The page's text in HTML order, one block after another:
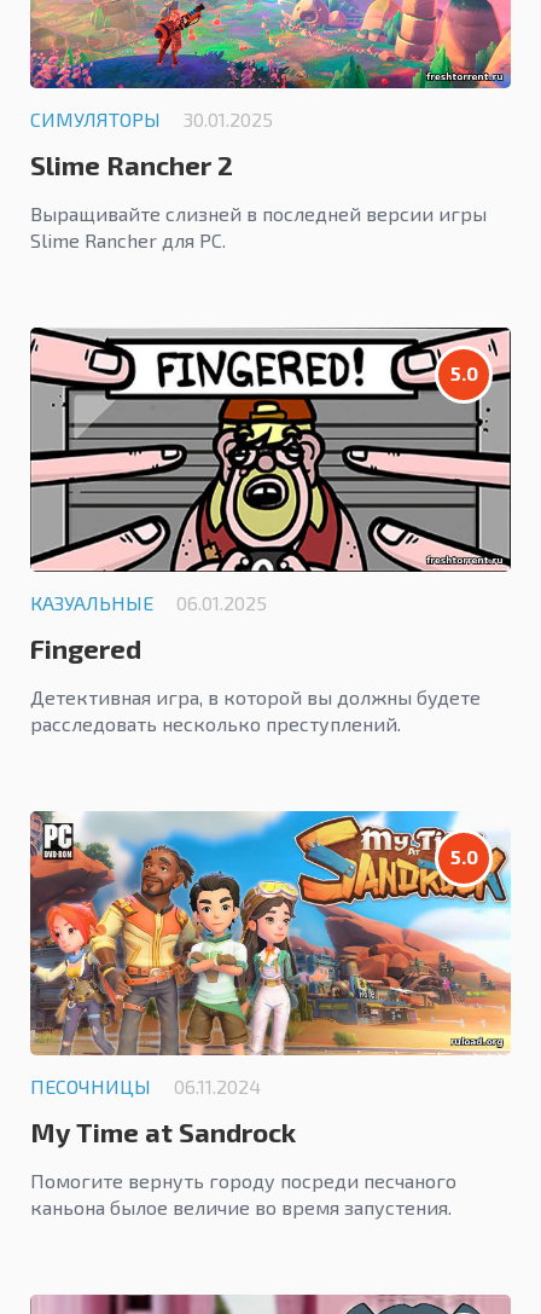
СИМУЛЯТОРЫ 30.01.2025
Slime Rancher 2
Выращивайте слизней в последней версии игры
Slime Rancher для PC.
5.0
КАЗУАЛЬНЫЕ 06.01.2025
Fingered
Детективная игра, в которой вы должны будете
расследовать несколько преступлений.
5.0
ПЕСОЧНИЦЫ 06.11.2024
My Time at Sandrock
Помогите вернуть городу посреди песчаного
каньона былое величие во время запустения.